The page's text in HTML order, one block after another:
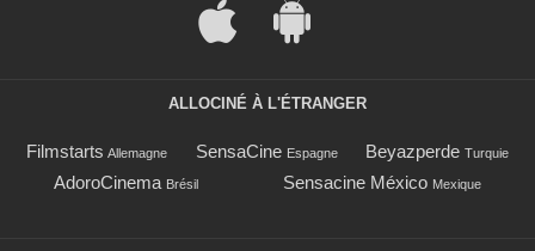
ALLOCINÉ À L'ÉTRANGER
Filmstarts Allemagne SensaCine Espagne Beyazperde Turquie
AdoroCinema Brésil Sensacine México Mexique